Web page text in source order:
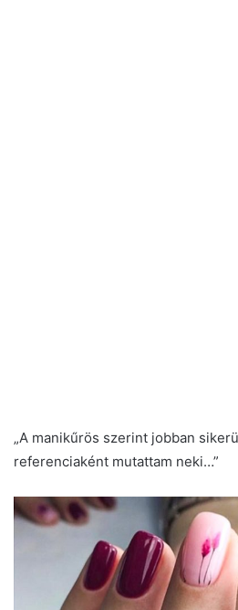
„A manikűrös szerint jobban
referenciaként mutattam neki…”